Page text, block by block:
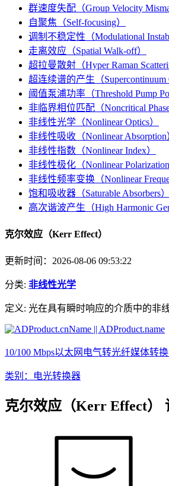
群速度失配（Group Velocity
自聚焦（Self-focusing）
调制不稳定性（Modulational
走离效应（Spatial Walk-off）
超拉曼散射（Hyper Raman
超连续谱的产生（Supercontinuum
阈值泵浦功率（Threshold Pump
非临界相位匹配（Noncritical Phase
非线性光学（Nonlinear Optics）
非线性吸收（Nonlinear Absorption
非线性指数（Nonlinear Index）
非线性极化（Nonlinear Polarization
非线性频率变换（Nonlinear
饱和吸收器（Saturable Absorbers）
高次谐波产生（High Harmonic
克尔效应（Kerr Effect）
更新时间：2026-08-06 09:53:22
分类: 非线性光学
定义: 光在具有瞬时响应的介质中的非
10/100 Mbps以太网电气转光纤媒体转
类别：电光转换器
克尔效应（Kerr Effect）